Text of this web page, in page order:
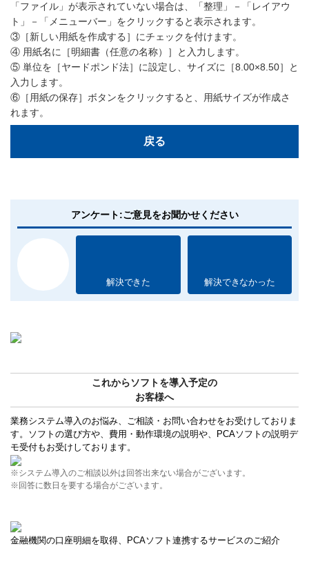
「ファイル」が表示されていない場合は、「整理」－「レイアウ
ト」－「メニューバー」をクリックすると表示されます。
③［新しい用紙を作成する］にチェックを付けます。
④ 用紙名に［明細書（任意の名称）］と入力します。
⑤ 単位を［ヤードポンド法］に設定し、サイズに［8.00×8.50］と
入力します。
⑥［用紙の保存］ボタンをクリックすると、用紙サイズが作成さ
れます。
戻る
アンケート:ご意見をお聞かせください
解決できた 解決できなかった
これからソフトを導入予定の
お客様へ
業務システム導入のお悩み、ご相談・お問い合わせをお受けしておりま
す。ソフトの選び方や、費用・動作環境の説明や、PCAソフトの説明デ
モ受付もお受けしております。
※システム導入のご相談以外は回答出来ない場合がございます。
※回答に数日を要する場合がございます。
金融機関の口座明細を取得、PCAソフト連携するサービスのご紹介